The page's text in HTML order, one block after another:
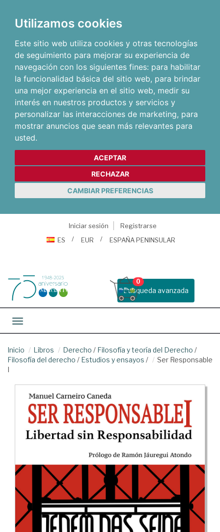
Utilizamos cookies
Este sitio web utiliza cookies y otras tecnologías
de seguimiento para mejorar su experiencia de
navegación con los siguientes fines: para habilitar
la funcionalidad básica del sitio web, para brindar
una mejor experiencia en el sitio web, medir su
interés en nuestros productos y servicios y
personalizar las interacciones de marketing, para
mostrar anuncios que sean más relevantes para
usted.
ACEPTAR
RECHAZAR
CAMBIAR PREFERENCIAS
Iniciar sesión
Registrarse
ES
EUR ESPAÑA PENINSULAR
Busqueda avanzada
0
Toggle navigation
Inicio Libros Derecho / Filosofía y teoría del Derecho /
Filosofía del derecho / Estudios y ensayos /
Ser Responsable
I